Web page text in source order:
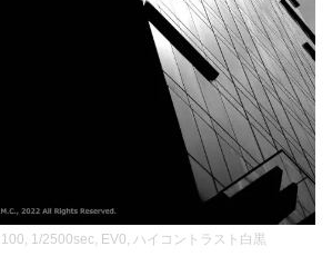
100, 1/2500sec, EV0, ハイコントラスト白黒